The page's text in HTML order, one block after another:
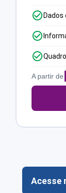
A partir de
Acesse